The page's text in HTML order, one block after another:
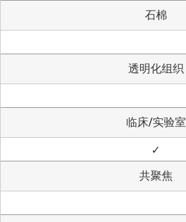
石棉
透明化组织
临床/实验室
✓
共聚焦